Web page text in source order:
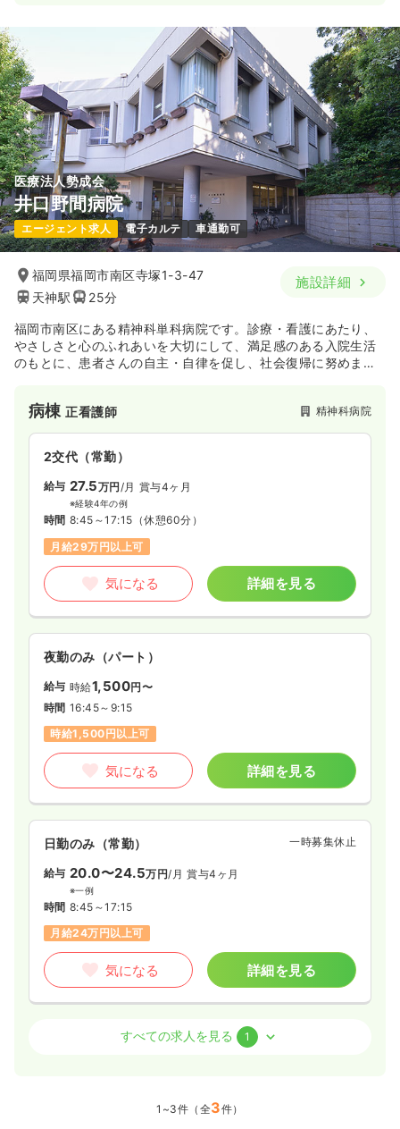
医療法人勢成会
井口野間病院
エージェント求人 電子カルテ 車通勤可
福岡県福岡市南区寺塚1-3-47
天神駅
25分
施設詳細
福岡市南区にある精神科単科病院です。診療・看護にあたり、
やさしさと心のふれあいを大切にして、満足感のある入院生活
のもとに、患者さんの自主・自律を促し、社会復帰に努めま
病棟正看護師 精神科病院
2交代（常勤）
給与 27.5万円/月 賞与4ヶ月
※経験4年の例
時間 8:45～17:15 （休憩60分）
月給29万円以上可
気になる 詳細を見る
夜勤のみ（パート）
給与 時給1,500円〜
時間 16:45～9:15
時給1,500円以上可
気になる 詳細を見る
日勤のみ（常勤） 一時募集休止
給与 20.0〜24.5万円/月 賞与4ヶ月
※一例
時間 8:45～17:15
月給24万円以上可
気になる 詳細を見る
正看護師
万円/月 賞与4ヶ月
すべての求人を見る 1
1~3件（全3件）